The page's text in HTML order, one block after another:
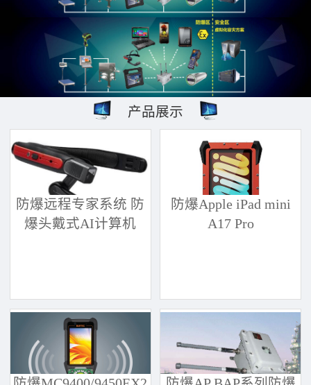
产品展示
防爆远程专家系统 防
爆头戴式AI计算机
防爆Apple iPad mini
A17 Pro